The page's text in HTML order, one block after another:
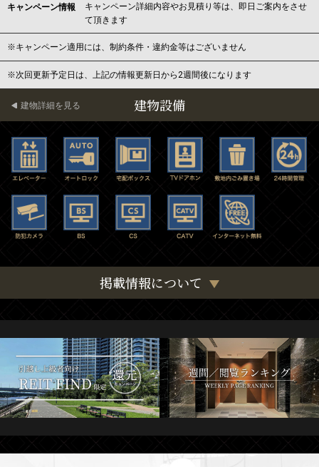
キャンペーン情報
キャンペーン詳細内容やお見積り等は、即日ご案内をさせ
て頂きます
※キャンペーン適用には、制約条件・違約金等はございません
※次回更新予定日は、上記の情報更新日から2週間後になります
建物設備
建物詳細を見る
掲載情報について